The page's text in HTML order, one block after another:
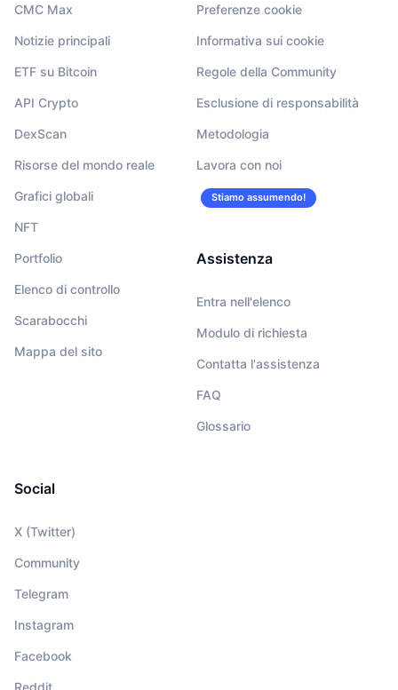
CMC Max
Notizie principali
ETF su Bitcoin
API Crypto
DexScan
Risorse del mondo reale
Grafici globali
NFT
Portfolio
Elenco di controllo
Scarabocchi
Mappa del sito
Preferenze cookie
Informativa sui cookie
Regole della Community
Esclusione di responsabilità
Metodologia
Lavora con noi
Stiamo assumendo!
Assistenza
Entra nell'elenco
Modulo di richiesta
Contatta l'assistenza
FAQ
Glossario
Social
X (Twitter)
Community
Telegram
Instagram
Facebook
Reddit